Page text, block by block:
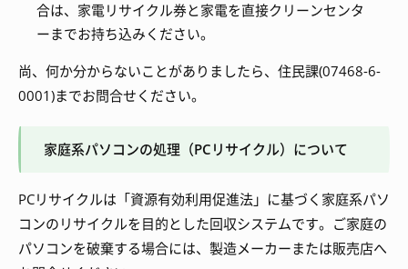
合は、家電リサイクル券と家電を直接クリーンセンタ
ーまでお持ち込みください。
尚、何か分からないことがありましたら、住民課(07468-6-
0001)までお問合せください。
家庭系パソコンの処理（PCリサイクル）について
PCリサイクルは「資源有効利用促進法」に基づく家庭系パソ
コンのリサイクルを目的とした回収システムです。ご家庭の
パソコンを破棄する場合には、製造メーカーまたは販売店へ